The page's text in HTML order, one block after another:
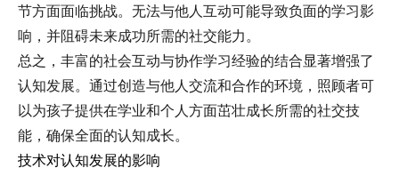
节方面面临挑战。无法与他人互动可能导致负面的学习影
响，并阻碍未来成功所需的社交能力。
总之，丰富的社会互动与协作学习经验的结合显著增强了
认知发展。通过创造与他人交流和合作的环境，照顾者可
以为孩子提供在学业和个人方面茁壮成长所需的社交技
能，确保全面的认知成长。
技术对认知发展的影响